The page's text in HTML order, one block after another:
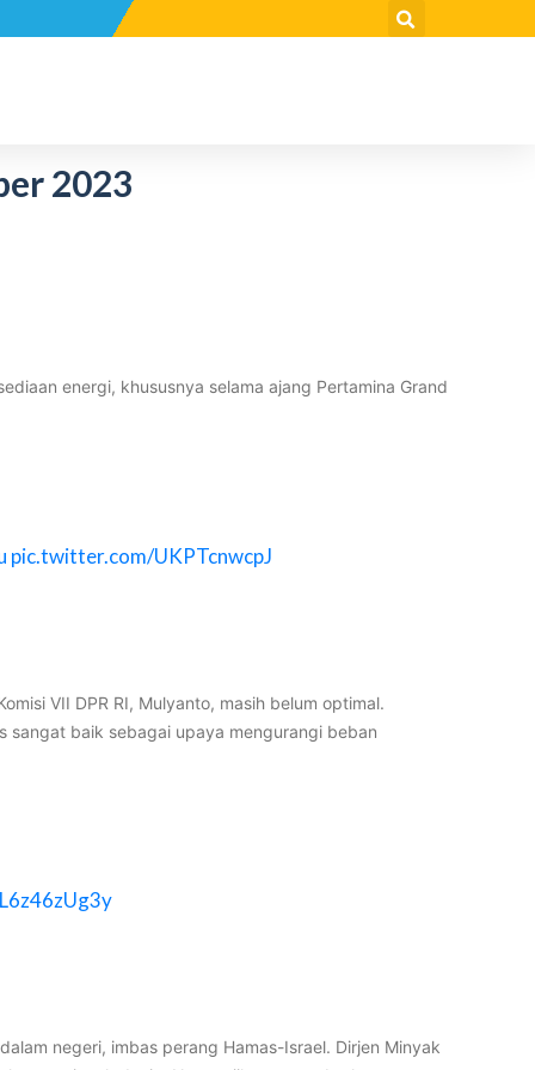
2023
energi, khususnya selama ajang Pertamina Grand
pic.twitter.com/UKPTcnwcpJ
VII DPR RI, Mulyanto, masih belum optimal.
sangat baik sebagai upaya mengurangi beban
negeri, imbas perang Hamas-Israel. Dirjen Minyak